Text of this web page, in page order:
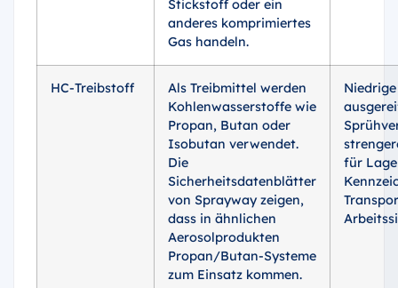
Stickstoff oder ein
anderes komprimiertes
Gas handeln.
HC-Treibstoff
Als Treibmittel werden
Kohlenwasserstoffe wie
Propan, Butan oder
Isobutan verwendet.
Die
Sicherheitsdatenblätter
von Sprayway zeigen,
dass in ähnlichen
Aerosolprodukten
Propan/Butan-Systeme
zum Einsatz kommen.
für